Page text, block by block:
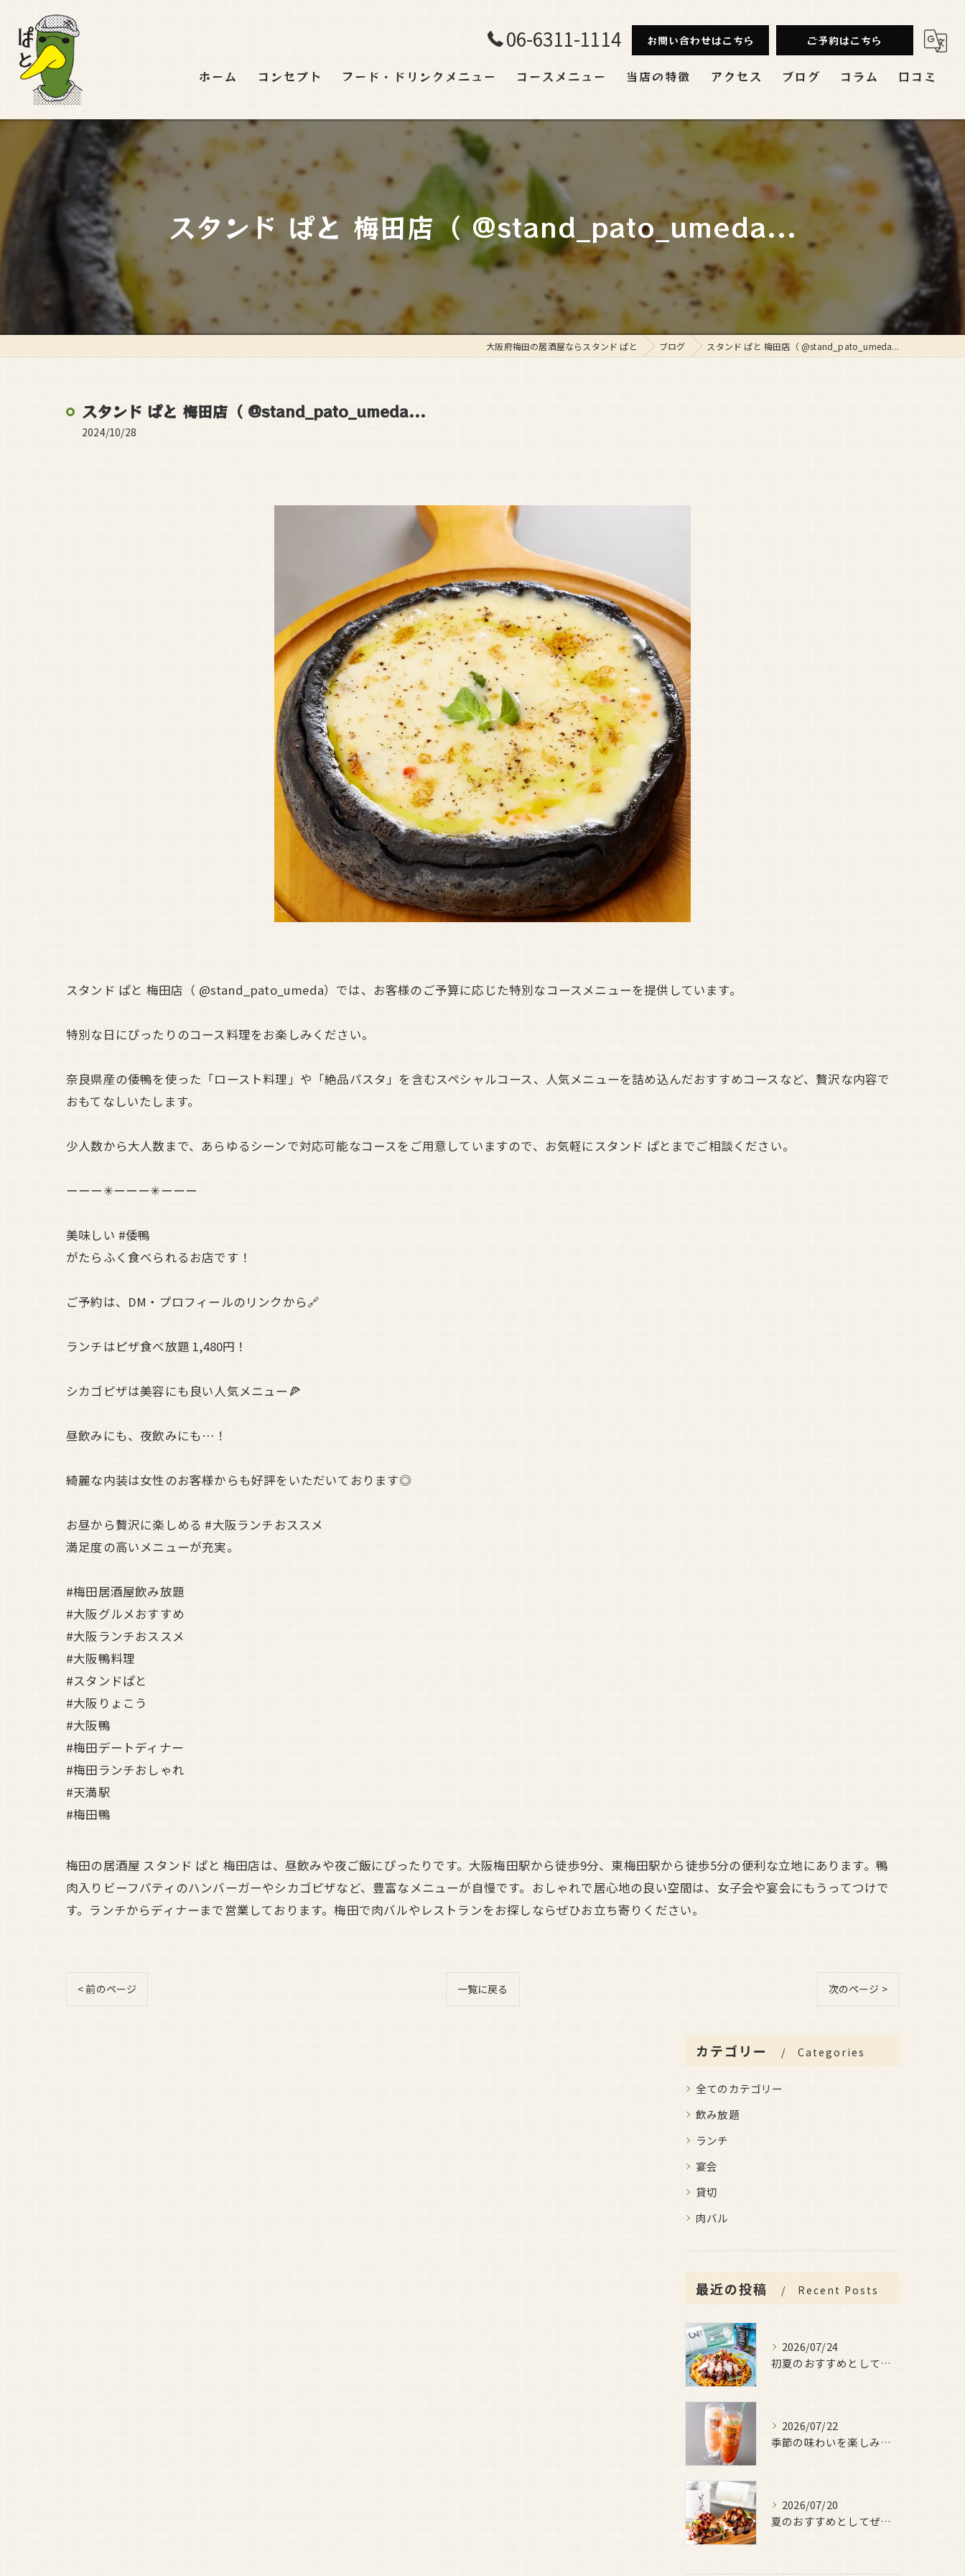
06-6311-1114 お問い合わせはこちら ご予約はこちら
ホーム コンセプト フード・ドリンクメニュー コースメニュー 当店の特徴
飲み放題
貸切
アクセス ブログ コラム 口コミ
スタンド ぱと 梅田店（ @stand_pato_umeda...
大阪府梅田の居酒屋ならスタンド ぱと ブログ スタンド ぱと 梅田店（ @stand_pato_umeda...
スタンド ぱと 梅田店（ @stand_pato_umeda...
2024/10/28
スタンド ぱと 梅田店（ @stand_pato_umeda）では、お客様のご予算に応じた特別なコースメニューを提供しています。
特別な日にぴったりのコース料理をお楽しみください。
奈良県産の倭鴨を使った「ロースト料理」や「絶品パスタ」を含むスペシャルコース、人気メニューを詰め込んだおすすめコースなど、贅沢な内容で
おもてなしいたします。
少人数から大人数まで、あらゆるシーンで対応可能なコースをご用意していますので、お気軽にスタンド ぱとまでご相談ください。
ーーー✳︎ーーー✳︎ーーー
美味しい #倭鴨
がたらふく食べられるお店です！
ご予約は、DM・プロフィールのリンクから🔗
ランチはピザ食べ放題 1,480円！
シカゴピザは美容にも良い人気メニュー🍕
昼飲みにも、夜飲みにも…！
綺麗な内装は女性のお客様からも好評をいただいております◎
お昼から贅沢に楽しめる #大阪ランチおススメ
満足度の高いメニューが充実。
#梅田居酒屋飲み放題
#大阪グルメおすすめ
#大阪ランチおススメ
#大阪鴨料理
#スタンドぱと
#大阪りょこう
#大阪鴨
#梅田デートディナー
#梅田ランチおしゃれ
#天満駅
#梅田鴨
梅田の居酒屋 スタンド ぱと 梅田店は、昼飲みや夜ご飯にぴったりです。大阪梅田駅から徒歩9分、東梅田駅から徒歩5分の便利な立地にあります。鴨
肉入りビーフパティのハンバーガーやシカゴピザなど、豊富なメニューが自慢です。おしゃれで居心地の良い空間は、女子会や宴会にもうってつけで
す。ランチからディナーまで営業しております。梅田で肉バルやレストランをお探しならぜひお立ち寄りください。
< 前のページ 一覧に戻る 次のページ >
カテゴリー Categories
全てのカテゴリー
飲み放題
ランチ
宴会
貸切
肉バル
最近の投稿 Recent Posts
2026/07/24
初夏のおすすめとしてご用意しているのが、
2026/07/22
季節の味わいを楽しみたい日におすすめなのが、
2026/07/20
夏のおすすめとしてぜひ味わっていただきたいのが、